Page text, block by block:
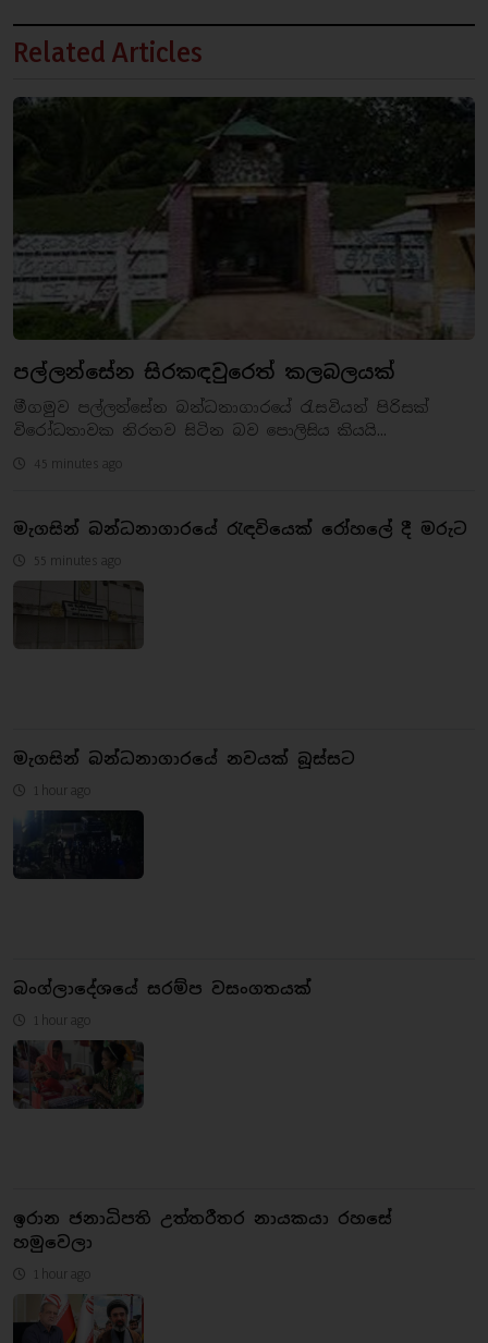
Related Articles
පල්ලන්සේන සිරකඳවුරෙත් කලබලයක්
මීගමුව පල්ලන්සේන බන්ධනාගාරයේ රැසවියන් පිරිසක්
විරෝධතාවක නිරතව සිටින බව පොලිසිය කියයි...
45 minutes ago
මැගසින් බන්ධනාගාරයේ රැඳවියෙක් රෝහලේ දී මරුට
55 minutes ago
මැගසින් බන්ධනාගාරයේ නවයක් බූස්සට
1 hour ago
බංග්ලාදේශයේ සරම්ප වසංගතයක්
1 hour ago
ඉරාන ජනාධිපති උත්තරීතර නායකයා රහසේ
හමුවෙලා
1 hour ago